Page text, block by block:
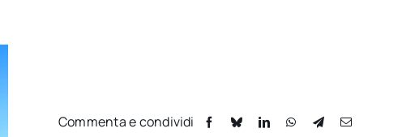
Commenta e condividi